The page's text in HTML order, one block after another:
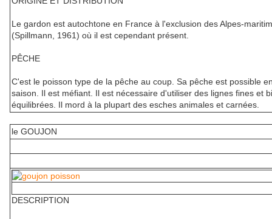
Le gardon est autochtone en France à l'exclusion des Alpes-
(Spillmann, 1961) où il est cependant présent.
PÊCHE
C'est le poisson type de la pêche au coup. Sa pêche est possible
saison. Il est méfiant. Il est nécessaire d'utiliser des lignes fines et
équilibrées. Il mord à la plupart des esches animales et carnées.
le GOUJON
DESCRIPTION